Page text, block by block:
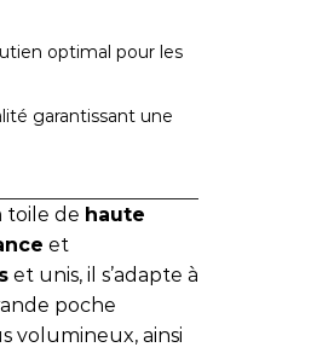
optimal pour les
garantissant une
toile de haute
et
et unis, il s’adapte à
poche
volumineux, ainsi